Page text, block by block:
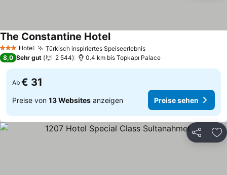
3 SterneHotel Türkisch inspiriertes SpeiseerlebnisPreise sehen
The Constantine HotelPreise sehen
8,0 Sehr gut 2 544 0.4 km bis Topkapı Palace
Ab € 31
Preise von 13 Websites anzeigen Preise sehen
Teilen